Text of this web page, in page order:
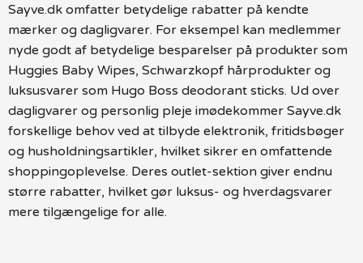
Sayve.dk omfatter betydelige rabatter på kendte
mærker og dagligvarer. For eksempel kan medlemmer
nyde godt af betydelige besparelser på produkter som
Huggies Baby Wipes, Schwarzkopf hårprodukter og
luksusvarer som Hugo Boss deodorant sticks. Ud over
dagligvarer og personlig pleje imødekommer Sayve.dk
forskellige behov ved at tilbyde elektronik, fritidsbøger
og husholdningsartikler, hvilket sikrer en omfattende
shoppingoplevelse. Deres outlet-sektion giver endnu
større rabatter, hvilket gør luksus- og hverdagsvarer
mere tilgængelige for alle.